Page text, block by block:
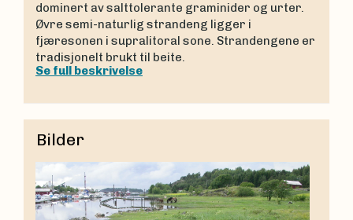
dominert av salttolerante graminider og urter.
Øvre semi-naturlig strandeng ligger i
fjæresonen i supralitoral sone. Strandengene er
tradisjonelt brukt til beite.
Se full beskrivelse
Bilder